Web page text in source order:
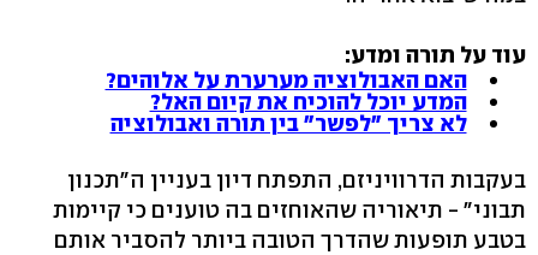
עוד על תורה ומדע:
האם האבולוציה מערערת על אלוהים?
המדע יוכל להוכיח את קיום האל?
לא צריך "לפשר" בין תורה ואבולוציה
בעקבות הדרוויניזם, התפתח דיון בעניין ה"תכנון
תבוני" - תיאוריה שהאוחזים בה טוענים כי קיימות
בטבע תופעות שהדרך הטובה ביותר להסביר אותם